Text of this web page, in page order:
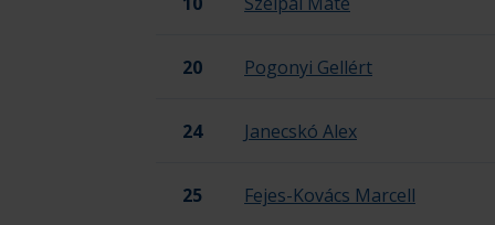
20 Pogonyi Gellért
24 Janecskó Alex
25 Fejes-Kovács Marcell